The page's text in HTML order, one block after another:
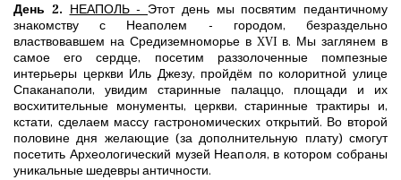
День 2. НЕАПОЛЬ - Этот день мы посвятим педантичному
знакомству с Неаполем - городом, безраздельно
властвовавшем на Средиземноморье в XVI в. Мы заглянем в
самое его сердце, посетим раззолоченные помпезные
интерьеры церкви Иль Джезу, пройдём по колоритной улице
Спаканаполи, увидим старинные палаццо, площади и их
восхитительные монументы, церкви, старинные трактиры и,
кстати, сделаем массу гастрономических открытий. Во второй
половине дня желающие (за дополнительную плату) смогут
посетить Археологический музей Неаполя, в котором собраны
уникальные шедевры античности.